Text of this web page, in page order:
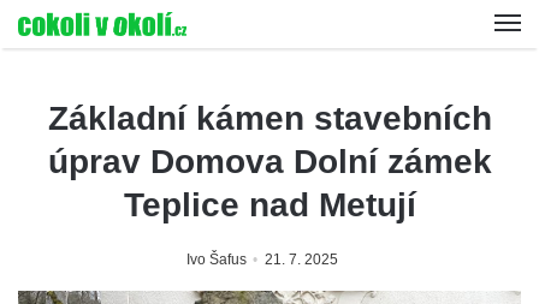
Základní kámen stavebních
úprav Domova Dolní zámek
Teplice nad Metují
Ivo Šafus 21. 7. 2025